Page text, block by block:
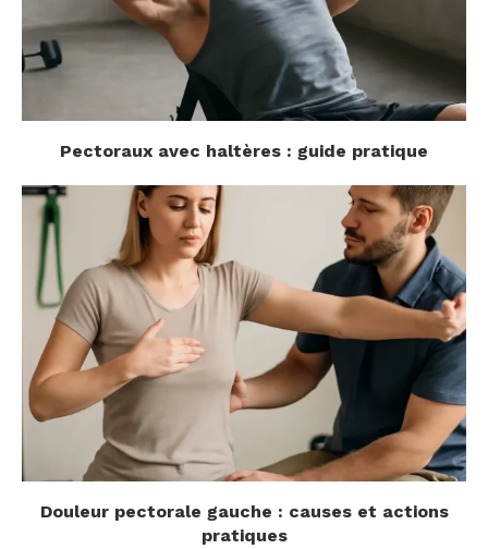
Pectoraux avec haltères : guide pratique
Douleur pectorale gauche : causes et actions
pratiques